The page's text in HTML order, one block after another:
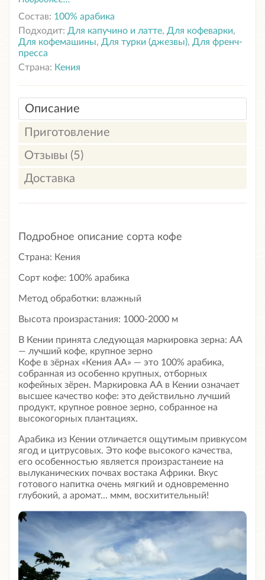
Состав: 100% арабика
Подходит: Для капучино и латте, Для кофеварки,
Для кофемашины, Для турки (джезвы), Для френч-
пресса
Страна: Кения
Описание
Приготовление
Отзывы (5)
Доставка
Подробное описание сорта кофе
Страна: Кения
Сорт кофе: 100% арабика
Метод обработки: влажный
Высота произрастания: 1000-2000 м
В Кении принята следующая маркировка зерна: АА
— лучший кофе, крупное зерно
Кофе в зёрнах «Кения АА» — это 100% арабика,
собранная из особенно крупных, отборных
кофейных зёрен. Маркировка АА в Кении означает
высшее качество кофе: это действильно лучший
продукт, крупное ровное зерно, собранное на
высокогорных плантациях.
Арабика из Кении отличается ощутимым привкусом
ягод и цитрусовых. Это кофе высокого качества,
его особенностью является произрастанеие на
вылуканических почвах востака Африки. Вкус
готового напитка очень мягкий и одновременно
глубокий, а аромат... ммм, восхитительный!